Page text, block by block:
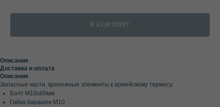
В КОРЗИНУ
Описание
Доставка и оплата
Описание
Запасные части, крепежные элементы к армейскому термосу.
Болт М10х66мм
Гайка барашек М10